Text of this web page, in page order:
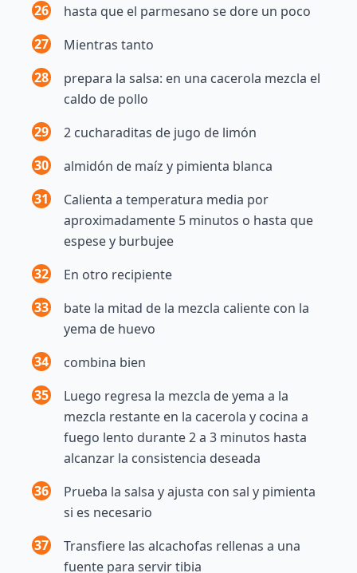
26
hasta que el parmesano se dore un poco
27
Mientras tanto
28
prepara la salsa: en una cacerola mezcla el
caldo de pollo
29
2 cucharaditas de jugo de limón
30
almidón de maíz y pimienta blanca
31
Calienta a temperatura media por
aproximadamente 5 minutos o hasta que
espese y burbujee
32
En otro recipiente
33
bate la mitad de la mezcla caliente con la
yema de huevo
34
combina bien
35
Luego regresa la mezcla de yema a la
mezcla restante en la cacerola y cocina a
fuego lento durante 2 a 3 minutos hasta
alcanzar la consistencia deseada
36
Prueba la salsa y ajusta con sal y pimienta
si es necesario
37
Transfiere las alcachofas rellenas a una
fuente para servir tibia